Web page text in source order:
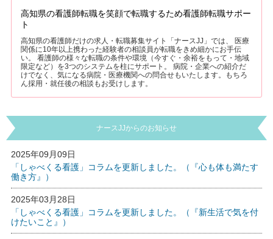
高知県の看護師転職を笑顔で転職するため看護師転職サポー
ト
高知県の看護師だけの求人・転職募集サイト「ナースJJ」では、 医療
関係に10年以上携わった経験者の相談員が転職をきめ細かにお手伝
い。 看護師の様々な転職の条件や環境（今すぐ・余裕をもって・地域
限定など）を3つのシステムを柱にサポート。 病院・企業への紹介だ
けでなく、気になる病院・医療機関への問合せもいたします。もちろ
ん採用・就任後の相談もお受けします。
ナースJJからのお知らせ
2025年09月09日
「しゃべくる看護」コラムを更新しました。（『心も体も満たす
働き方』）
2025年03月28日
「しゃべくる看護」コラムを更新しました。（『新生活で気を付
けたいこと』）